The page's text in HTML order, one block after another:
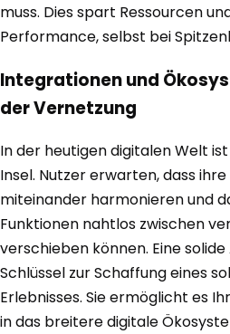
muss. Dies spart Ressourcen
Performance, selbst bei
Integrationen und
der Vernetzung
In der heutigen digitalen Welt
Insel. Nutzer erwarten, dass
miteinander harmonieren und
Funktionen nahtlos zwischen
verschieben können. Eine
Schlüssel zur Schaffung eines
Erlebnisses. Sie ermöglicht es
in das breitere digitale